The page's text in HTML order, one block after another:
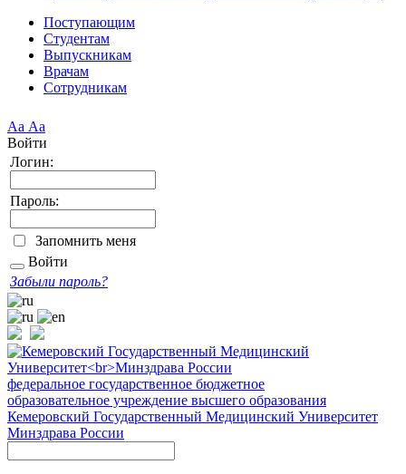
Поступающим
Студентам
Выпускникам
Врачам
Сотрудникам
Аа Аа
Войти
Логин:
Пароль:
Запомнить меня
Войти
Забыли пароль?
федеральное государственное бюджетное
образовательное учреждение высшего образования
Кемеровский Государственный Медицинский Университет
Минздрава России